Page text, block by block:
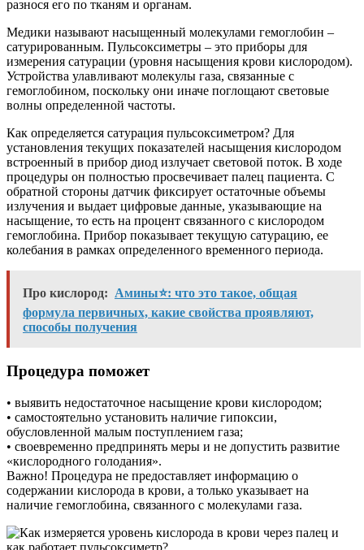
разнося его по тканям и органам.
Медики называют насыщенный молекулами гемоглобин –
сатурированным. Пульсоксиметры – это приборы для
измерения сатурации (уровня насыщения крови кислородом).
Устройства улавливают молекулы газа, связанные с
гемоглобином, поскольку они иначе поглощают световые
волны определенной частоты.
Как определяется сатурация пульсоксиметром? Для
установления текущих показателей насыщения кислородом
встроенный в прибор диод излучает световой поток. В ходе
процедуры он полностью просвечивает палец пациента. С
обратной стороны датчик фиксирует остаточные объемы
излучения и выдает цифровые данные, указывающие на
насыщение, то есть на процент связанного с кислородом
гемоглобина. Прибор показывает текущую сатурацию, ее
колебания в рамках определенного временного периода.
Про кислород: Амины⭐️: что это такое, общая
формула первичных, какие свойства проявляют,
способы получения
Процедура поможет
• выявить недостаточное насыщение крови кислородом;
• самостоятельно установить наличие гипоксии,
обусловленной малым поступлением газа;
• своевременно предпринять меры и не допустить развитие
«кислородного голодания».
Важно! Процедура не предоставляет информацию о
содержании кислорода в крови, а только указывает на
наличие гемоглобина, связанного с молекулами газа.